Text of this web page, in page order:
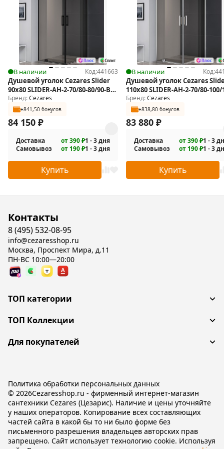
Конструкция петли позволяет регулировать ширину входа
душевого ограждения в диапазоне 10 см.
Монтаж на поддон, пристенный в угол, на пол.
В комплекте поставки: душевой уголок: стекла, фурнитура.
В наличии Код:441663
Душевой уголок Cezares Slider
90x80 SLIDER-AH-2-70/80-80/90-BR-
NERO
Бренд:Cezares
+841,50 бонусов
84 150 ₽
Доставка от 390 ₽1 - 3 дня
Самовывоз
от 190 ₽1 - 3 дня
Купить
В наличии Код:
Душевой уголок Cezares
110x80 SLIDER-AH-2-70/80-100/
BR-Cr
Бренд:Cezares
+838,80 бонусов
83 880 ₽
Доставка от 390 ₽1 - 3
Самовывоз
от 190 ₽1 - 3
Купить
Контакты
8 (495) 532-08-95
info@cezaresshop.ru
Москва, Проспект Мира, д.11
ПН-ВС 10:00—20:00
ТОП категории
ТОП Коллекции
Для покупателей
© 2026Cezaresshop.ru - фирменный интернет-магазин
сантехники Cezares (Цезарис). Наличие и цены уточняйте
у наших операторов. Копирование всех составляющих
частей сайта в какой бы то ни было форме без
письменного разрешения владельцев авторских прав
запрещено. Сайт использует технологию cookie. Используя
Политика обработки персональных данных